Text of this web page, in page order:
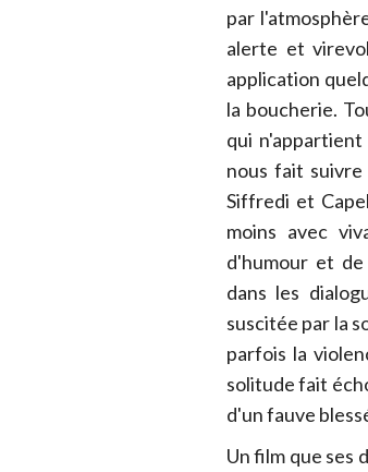
par
alerte et
application
la boucherie.
qui
nous fait
Siffredi et
moins avec
d'humour et de
dans les
suscitée par la
parfois la
solitude fait
d'un fauve
Un film que ses